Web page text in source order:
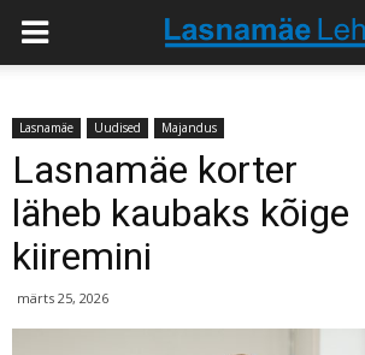
Lasnamäe Uudised Majandus
Lasnamäe korter
läheb kaubaks kõige
kiiremini
märts 25, 2026